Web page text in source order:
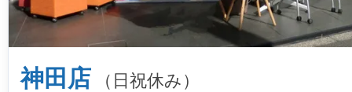
神田店 （日祝休み）